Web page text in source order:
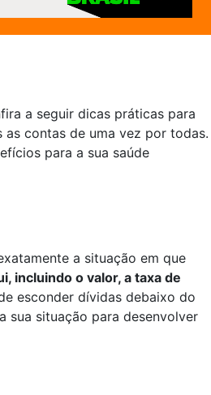
a seguir dicas práticas para
contas de uma vez por todas.
para a sua saúde
a situação em que
incluindo o valor, a taxa de
esconder dívidas debaixo do
sua situação para desenvolver